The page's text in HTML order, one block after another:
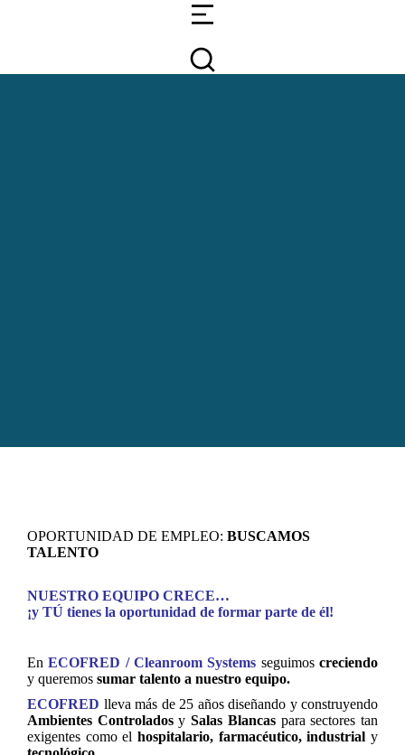
OPORTUNIDAD DE EMPLEO: BUSCAMOS
TALENTO
NUESTRO EQUIPO CRECE…
¡y TÚ tienes la oportunidad de formar parte de él!
EnECOFRED / Cleanroom Systems seguimoscreciendo
y queremos sumar talento a nuestro equipo.
ECOFRED lleva más de 25 años diseñando y construyendo
Ambientes ControladosySalas Blancaspara sectores tan
exigentes como el hospitalario, farmacéutico, industrial y